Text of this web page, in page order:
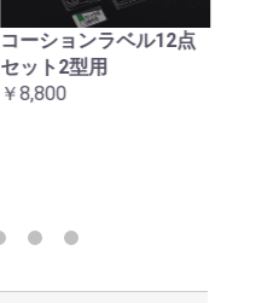
カートへ進む
コーションラベル12点
セット2型用
￥8,800